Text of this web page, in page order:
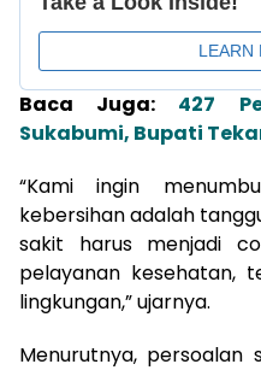
Baca Juga: 427
Sukabumi, Bupati
“Kami ingin
kebersihan adalah
sakit harus menjadi
pelayanan kesehatan,
lingkungan,” ujarnya.
Menurutnya, persoalan